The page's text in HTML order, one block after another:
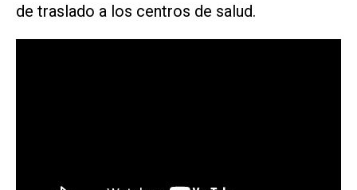
de traslado a los centros de salud.